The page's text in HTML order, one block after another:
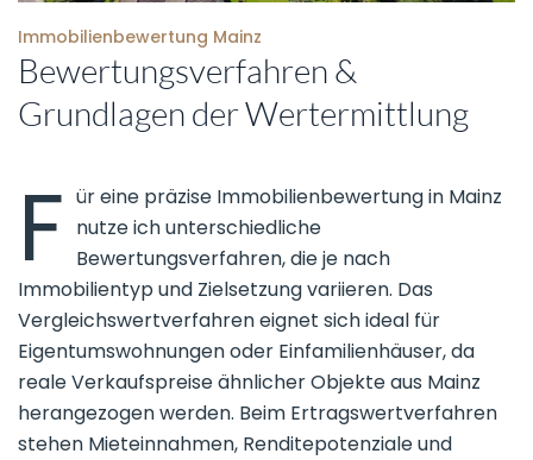
Immobilienbewertung Mainz
Bewertungsverfahren &
Grundlagen der Wertermittlung
F ür eine präzise Immobilienbewertung in Mainz
nutze ich unterschiedliche
Bewertungsverfahren, die je nach
Immobilientyp und Zielsetzung variieren. Das
Vergleichswertverfahren eignet sich ideal für
Eigentumswohnungen oder Einfamilienhäuser, da
reale Verkaufspreise ähnlicher Objekte aus Mainz
herangezogen werden. Beim Ertragswertverfahren
stehen Mieteinnahmen, Renditepotenziale und